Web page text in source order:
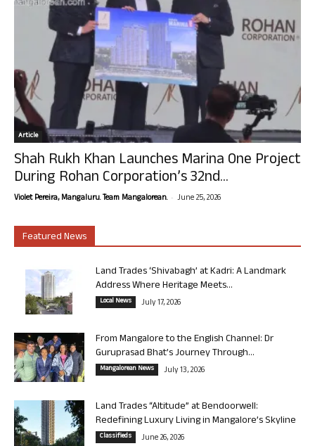
Article
Shah Rukh Khan Launches Marina One Project
During Rohan Corporation’s 32nd...
Violet Pereira, Mangaluru. Team Mangalorean. - June 25, 2026
Featured News
Land Trades ‘Shivabagh’ at Kadri: A Landmark
Address Where Heritage Meets...
Local News July 17, 2026
From Mangalore to the English Channel: Dr
Guruprasad Bhat’s Journey Through...
Mangalorean News July 13, 2026
Land Trades “Altitude” at Bendoorwell:
Redefining Luxury Living in Mangalore’s Skyline
Classifieds June 26, 2026